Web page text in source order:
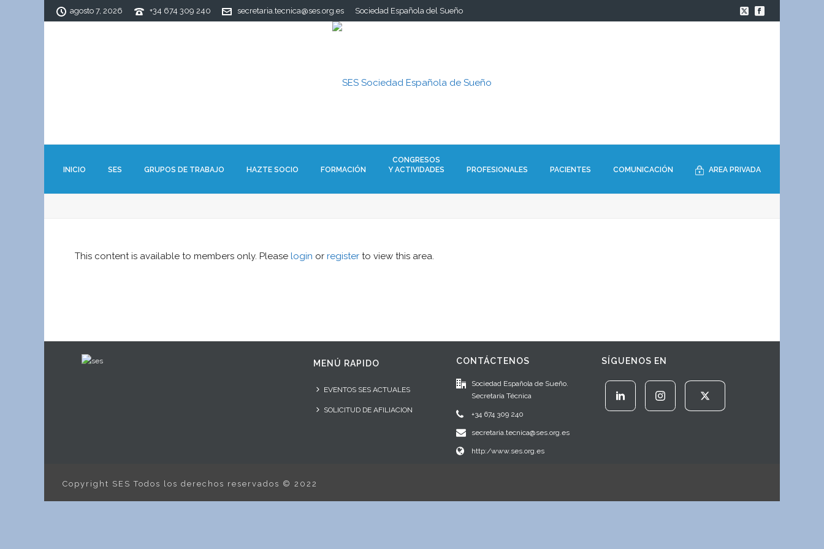
agosto 7, 2026 +34 674 309 240 secretaria.tecnica@ses.org.es Sociedad Española del Sueño
INICIO SES GRUPOS DE TRABAJO HAZTE SOCIO FORMACIÓN
CONGRESOS
Y ACTIVIDADES
PROFESIONALES PACIENTES COMUNICACIÓN AREA PRIVADA
This content is available to members only. Please login or register to view this area.
MENÚ RAPIDO
EVENTOS SES ACTUALES
SOLICITUD DE AFILIACION
CONTÁCTENOS
Sociedad Española de Sueño.
Secretaría Técnica
+34 674 309 240
secretaria.tecnica@ses.org.es
http:/www.ses.org.es
SÍGUENOS EN
Copyright SES Todos los derechos reservados © 2022